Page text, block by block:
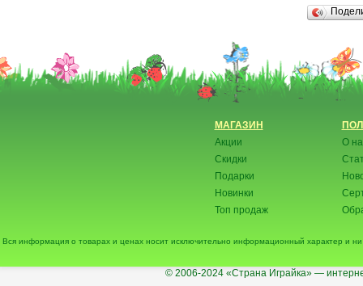
МАГАЗИН
Акции
Скидки
Подарки
Новинки
Топ продаж
О
Вся информация о товарах и ценах носит исключительно информационный характер и
© 2006-2024«Страна Играйка» —